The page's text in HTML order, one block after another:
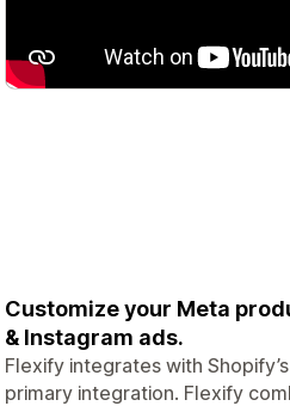
Customize your Meta
& Instagram ads.
Flexify integrates with
primary integration. Flexify